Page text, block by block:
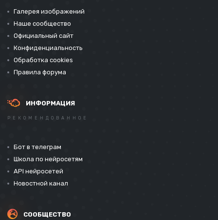
Галерея изображений
Наше сообщество
Официальный сайт
Конфиденциальность
Обработка cookies
Правила форума
ИНФОРМАЦИЯ
РЕКОМЕНДОВАННОЕ
Бот в телеграм
Школа по нейросетям
API нейросетей
Новостной канал
СООБЩЕСТВО